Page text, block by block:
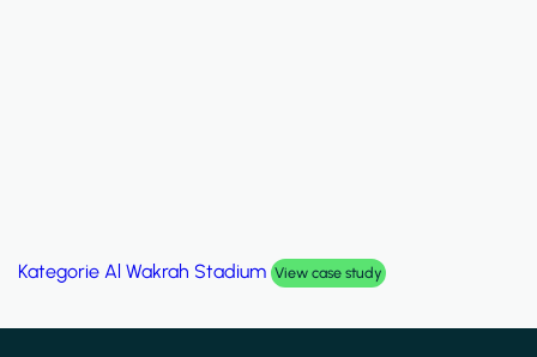
Kategorie Al Wakrah Stadium View case study